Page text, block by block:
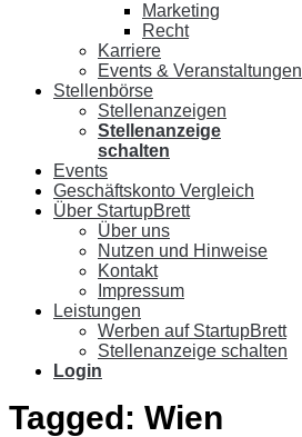
Marketing
Recht
Karriere
Events & Veranstaltungen
Stellenbörse
Stellenanzeigen
Stellenanzeige
schalten
Events
Geschäftskonto Vergleich
Über StartupBrett
Über uns
Nutzen und Hinweise
Kontakt
Impressum
Leistungen
Werben auf StartupBrett
Stellenanzeige schalten
Login
Tagged: Wien